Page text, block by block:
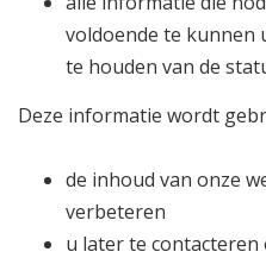
voldoende te kunnen
te houden van de
Deze informatie wordt
de inhoud van onze
verbeteren
u later te